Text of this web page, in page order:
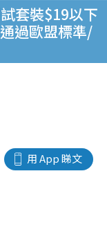
套裝$19以下
過歐盟標準/
用 App 睇文